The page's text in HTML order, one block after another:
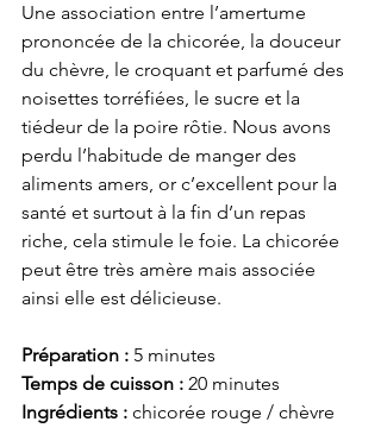
Une association entre l’amertume
prononcée de la chicorée, la douceur
du chèvre, le croquant et parfumé des
noisettes torréfiées, le sucre et la
tiédeur de la poire rôtie. Nous avons
perdu l’habitude de manger des
aliments amers, or c’excellent pour la
santé et surtout à la fin d’un repas
riche, cela stimule le foie. La chicorée
peut être très amère mais associée
ainsi elle est délicieuse.
Préparation : 5 minutes
Temps de cuisson : 20 minutes
Ingrédients : chicorée rouge / chèvre